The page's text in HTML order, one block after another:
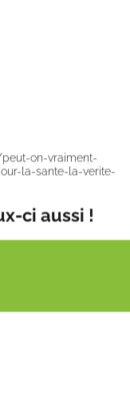
on-vraiment-
la-sante-la-verite-
ci aussi !